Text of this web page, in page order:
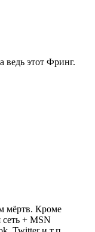
ведь этот Фринг.
мёртв. Кроме
+ MSN